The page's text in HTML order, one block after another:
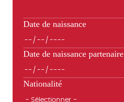
Date de naissance
Date de naissance partenaire
Nationalité